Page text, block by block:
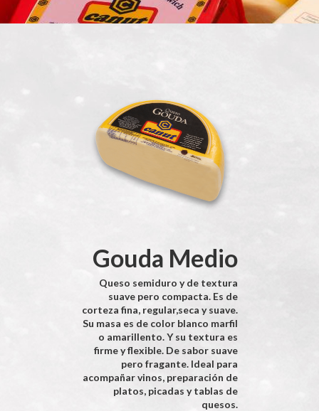
Gouda Medio
Queso semiduro y de textura
suave pero compacta. Es de
corteza fina, regular,seca y suave.
Su masa es de color blanco marfil
o amarillento. Y su textura es
firme y flexible. De sabor suave
pero fragante. Ideal para
acompañar vinos, preparación de
platos, picadas y tablas de
quesos.